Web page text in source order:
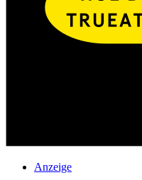
Anzeige